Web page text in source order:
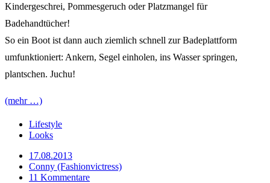
Kindergeschrei, Pommesgeruch oder Platzmangel für
Badehandtücher!
So ein Boot ist dann auch ziemlich schnell zur Badeplattform
umfunktioniert: Ankern, Segel einholen, ins Wasser springen,
plantschen. Juchu!
(mehr …)
Lifestyle
Looks
17.08.2013
Conny (Fashionvictress)
11 Kommentare